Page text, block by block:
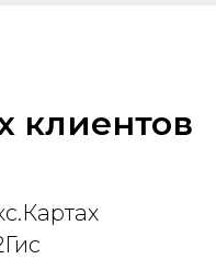
клиентов